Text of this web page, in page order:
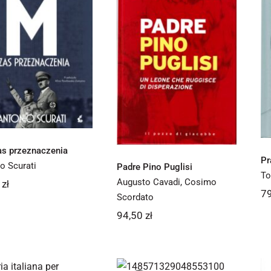
M. Czas
przeznaczenia
przeznaczenia
Scurati
zł
Padre Pino
Puglisi
Padre Pino Puglisi
Augusto Cavadi,Cosimo
Scordato
94,50zł
Sulle tracce della